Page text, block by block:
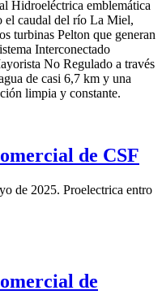
Hidroeléctrica emblemática
el caudal del río La Miel,
turbinas Pelton que generan
Interconectado
No Regulado a través
de casi 6,7 km y una
limpia y constante.
de CSF
de 2025. Proelectrica entro
de